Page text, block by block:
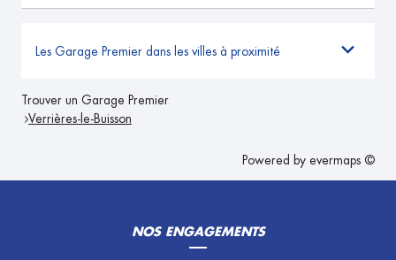
Les Garage Premier dans les villes à proximité
Trouver un Garage Premier
Verrières-le-Buisson
Powered by evermaps ©
NOS ENGAGEMENTS